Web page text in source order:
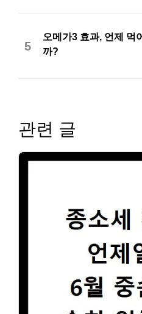
5
오메가3 효과, 언제 먹
까?
관련 글